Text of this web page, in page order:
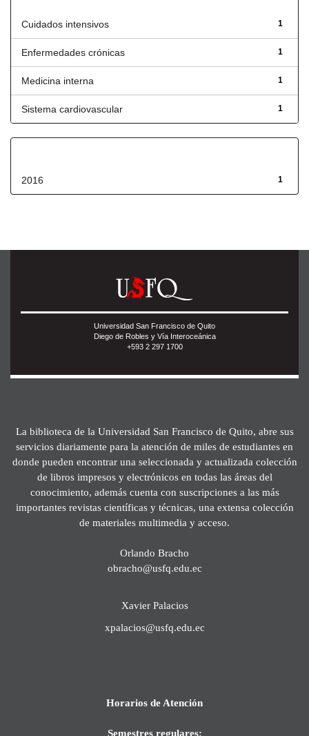
1
Cuidados intensivos
1
Enfermedades crónicas
1
Medicina interna
1
Sistema cardiovascular
1
2016
Universidad San Francisco de Quito
Diego de Robles y Vía Interoceánica
+593 2 297 1700
La biblioteca de la Universidad San Francisco de Quito, abre sus
servicios diariamente para la atención de miles de estudiantes en
donde pueden encontrar una seleccionada y actualizada colección
de libros impresos y electrónicos en todas las áreas del
conocimiento, además cuenta con suscripciones a las más
importantes revistas científicas y técnicas, una extensa colección
de materiales multimedia y acceso.
Orlando Bracho
obracho@usfq.edu.ec
Xavier Palacios
xpalacios@usfq.edu.ec
Horarios de Atención
Semestres regulares: